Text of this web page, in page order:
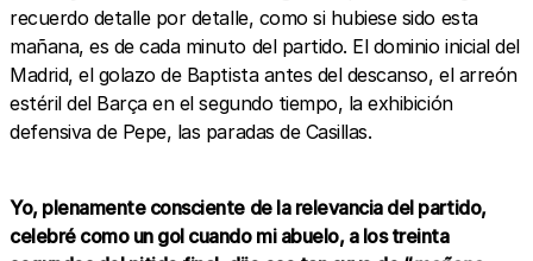
recuerdo detalle por detalle, como si hubiese sido esta
mañana, es de cada minuto del partido. El dominio inicial del
Madrid, el golazo de Baptista antes del descanso, el arreón
estéril del Barça en el segundo tiempo, la exhibición
defensiva de Pepe, las paradas de Casillas.
Yo, plenamente consciente de la relevancia del partido,
celebré como un gol cuando mi abuelo, a los treinta